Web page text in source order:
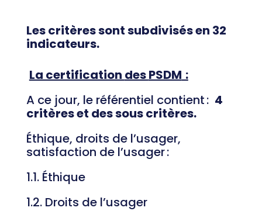
Les critères sont subdivisés en 32
indicateurs.
La certification desPSDM :
A ce jour, le référentiel contient : 4
critères et des sous critères.
Éthique, droits de l’usager,
satisfaction de l’usager :
1.1. Éthique
1.2. Droits de l’usager